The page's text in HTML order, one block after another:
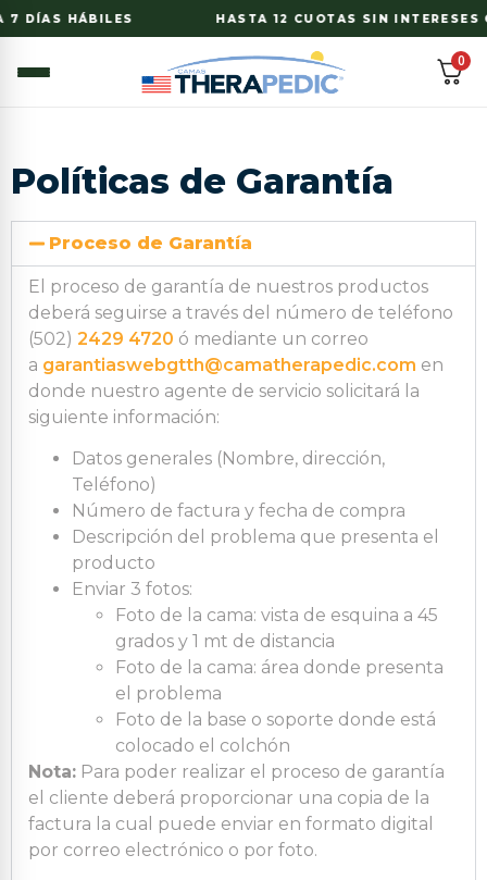
DÍAS HÁBILES HASTA 12 CUOTAS SIN INTERESES
0
Políticas de Garantía
Proceso de Garantía
El proceso de garantía de nuestros productos
deberá seguirse a través del número de teléfono
(502) 2429 4720 ó mediante un correo
a garantiaswebgtth@camatherapedic.com en
donde nuestro agente de servicio solicitará la
siguiente información:
Datos generales (Nombre, dirección,
Teléfono)
Número de factura y fecha de compra
Descripción del problema que presenta el
producto
Enviar 3 fotos:
Foto de la cama: vista de esquina a 45
grados y 1 mt de distancia
Foto de la cama: área donde presenta
el problema
Foto de la base o soporte donde está
colocado el colchón
Nota: Para poder realizar el proceso de garantía
el cliente deberá proporcionar una copia de la
factura la cual puede enviar en formato digital
por correo electrónico o por foto.